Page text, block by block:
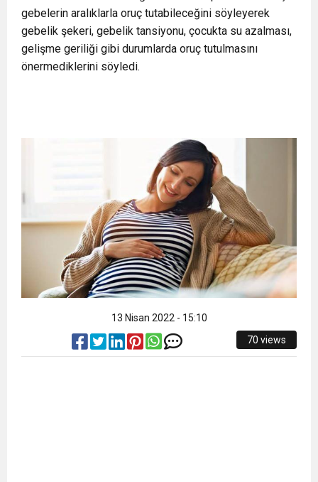
buluşturdu
11:36 Hareketsiz yaşam diyabete neden oluyor
11:32 Dr. Öcük, karın germe estetiği ile ilgili bilgi verdi
gebelerin aralıklarla oruç tutabileceğini söyleyerek
gebelik şekeri, gebelik tansiyonu, çocukta su azalması,
gelişme geriliği gibi durumlarda oruç tutulmasını
önermediklerini söyledi.
13 Nisan 2022 - 15:10
70 views